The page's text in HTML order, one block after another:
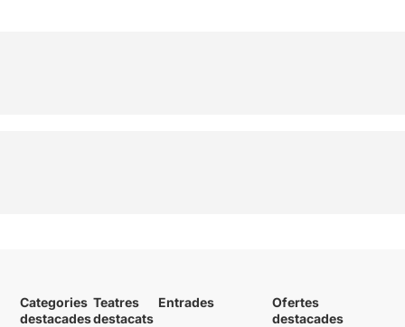
Categories
destacades
Teatres
destacats
Entrades
Ofertes
destacades